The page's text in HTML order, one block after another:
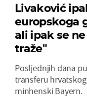
Livaković
europskoga
ali ipak se
traže"
Posljednjih dana
transferu
minhenski Bayern.